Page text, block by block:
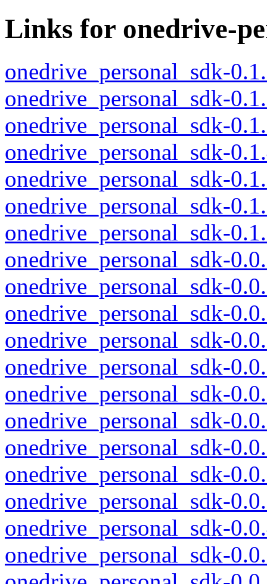
Links for onedrive-
onedrive_personal_sdk-
onedrive_personal_sdk-
onedrive_personal_sdk-
onedrive_personal_sdk-
onedrive_personal_sdk-
onedrive_personal_sdk-
onedrive_personal_sdk-
onedrive_personal_sdk-
onedrive_personal_sdk-
onedrive_personal_sdk-
onedrive_personal_sdk-
onedrive_personal_sdk-
onedrive_personal_sdk-
onedrive_personal_sdk-
onedrive_personal_sdk-
onedrive_personal_sdk-
onedrive_personal_sdk-
onedrive_personal_sdk-
onedrive_personal_sdk-